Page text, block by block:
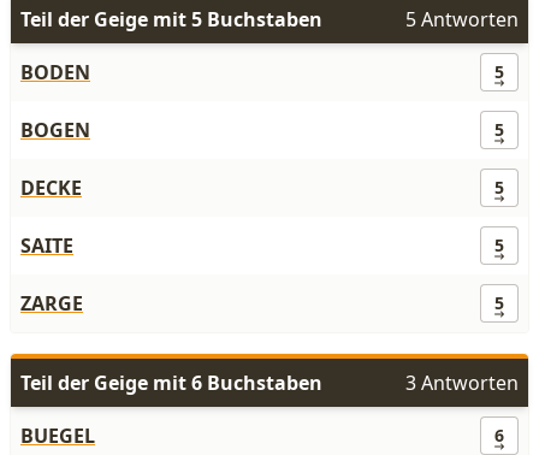
Teil der Geige mit 5 Buchstaben
5 Antworten
BODEN
5
BOGEN 5
DECKE 5
SAITE 5
ZARGE 5
Teil der Geige mit 6 Buchstaben
3 Antworten
BUEGEL
6